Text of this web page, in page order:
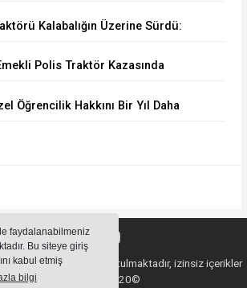
faydalanabilmeniz
Bu siteye giriş
kabul etmiş
bilgi
Kalabalığın Üzerine Sürdü:
Polis Traktör Kazasında
Öğrencilik Hakkını Bir Yıl Daha
tüm hakları saklı tutulmaktadır, izinsiz içerikler
Copyright 2020©